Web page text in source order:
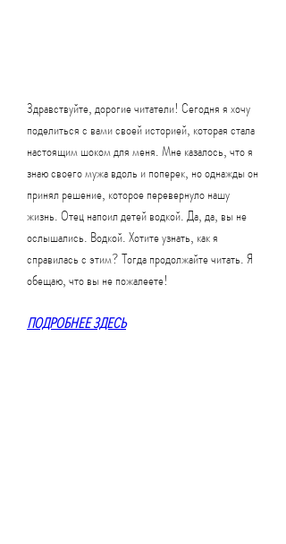
Здравствуйте, дорогие читатели! Сегодня я хочу
поделиться с вами своей историей, которая стала
настоящим шоком для меня. Мне казалось, что я
знаю своего мужа вдоль и поперек, но однажды он
принял решение, которое перевернуло нашу
жизнь. Отец напоил детей водкой. Да, да, вы не
ослышались. Водкой. Хотите узнать, как я
справилась с этим? Тогда продолжайте читать. Я
обещаю, что вы не пожалеете!
ПОДРОБНЕЕ ЗДЕСЬ